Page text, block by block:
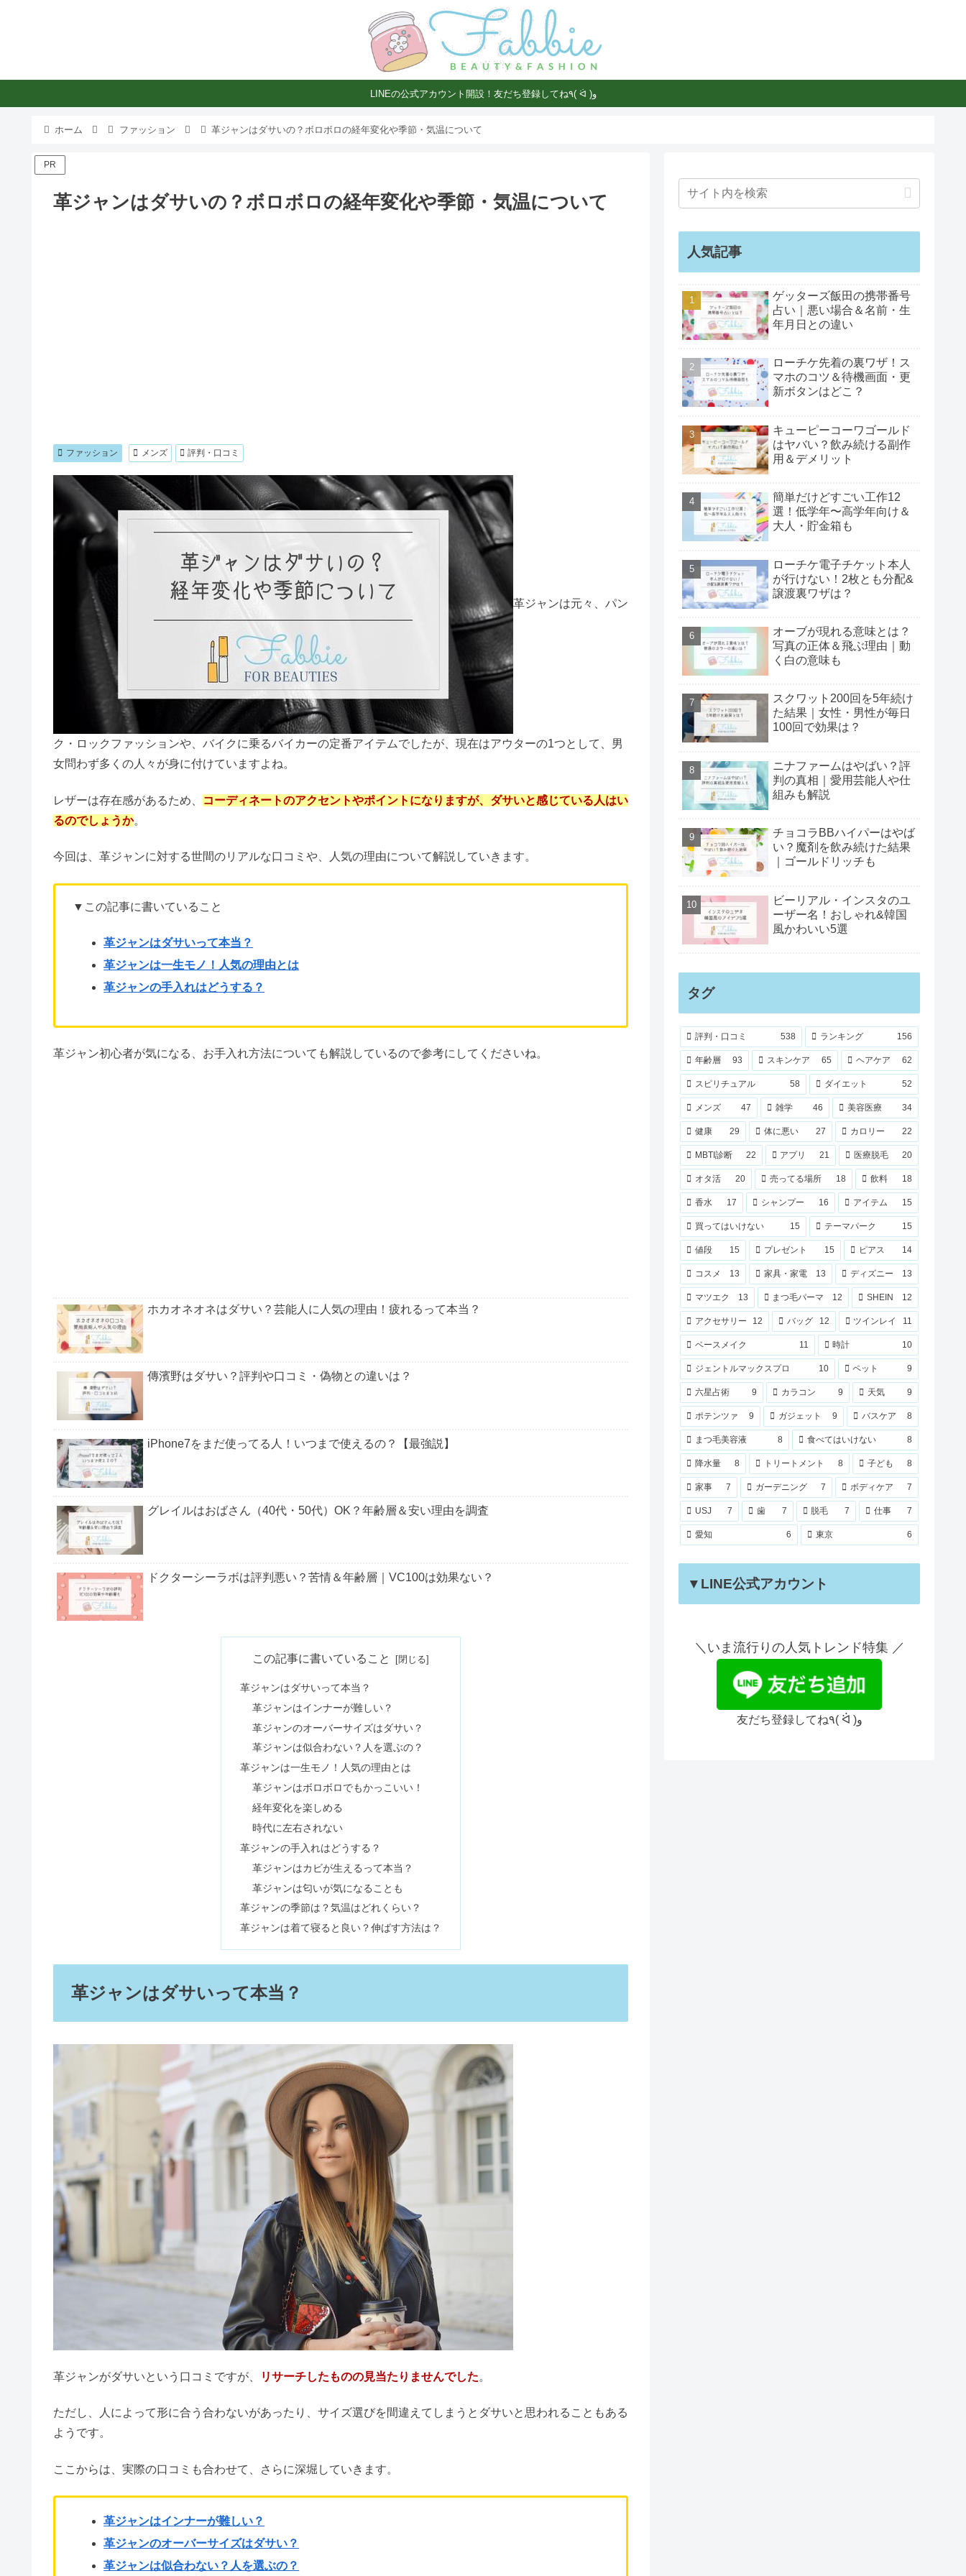
LINEの公式アカウント開設！友だち登録してね٩( ᐛ )و
ホーム ファッション 革ジャンはダサいの？ボロボロの経年変化や季節・気温について
PR
革ジャンはダサいの？ボロボロの経年変化や季節・気温について
ファッション メンズ 評判・口コミ
革ジャンは元々、パン
ク・ロックファッションや、バイクに乗るバイカーの定番アイテムでしたが、現在はアウターの1つとして、男
女問わず多くの人々が身に付けていますよね。
レザーは存在感があるため、
コーディネートのアクセントやポイントになりますが、ダサいと感じている人はい
るのでしょうか。
今回は、革ジャンに対する世間のリアルな口コミや、人気の理由について解説していきます。
▼この記事に書いていること
革ジャンはダサいって本当？
革ジャンは一生モノ！人気の理由とは
革ジャンの手入れはどうする？
革ジャン初心者が気になる、お手入れ方法についても解説しているので参考にしてくださいね。
ホカオネオネはダサい？芸能人に人気の理由！疲れるって本当？
傳濱野はダサい？評判や口コミ・偽物との違いは？
iPhone7をまだ使ってる人！いつまで使えるの？【最強説】
グレイルはおばさん（40代・50代）OK？年齢層＆安い理由を調査
ドクターシーラボは評判悪い？苦情＆年齢層｜VC100は効果ない？
アルージェは買ってはいけない？愛用芸能人＆キュレルと比較
ショップリストはひどい&やばいの？どこの国？評判・口コミ
ホワイトハウスコックスはダサい？愛用芸能人や年齢層の評判
御朱印がひどい？危険＆やってはいけない事｜怒られる神社も？
エナジードリンク『ASAP』はまずい？読み方＆売ってる場所【レビュー】
アジエンス販売終了の理由｜花王アジエンス事件の噂&後継品は？
APCの年齢層！ダサい評判・イメージまとめ&財布は使いにくいって本当？
スルガ銀行はやばい・もうだめ？なぜ潰れない&今後どうなる？
マークジェイコブスの年齢層！ブランドイメージ・評判や愛用芸能人まとめ
アビレックスはダサい？愛用芸能人やTシャツがピチピチの評判は？
この記事に書いていること
革ジャンはダサいって本当？
革ジャンはインナーが難しい？
革ジャンのオーバーサイズはダサい？
革ジャンは似合わない？人を選ぶの？
革ジャンは一生モノ！人気の理由とは
革ジャンはボロボロでもかっこいい！
経年変化を楽しめる
時代に左右されない
革ジャンの手入れはどうする？
革ジャンはカビが生えるって本当？
革ジャンは匂いが気になることも
革ジャンの季節は？気温はどれくらい？
革ジャンは着て寝ると良い？伸ばす方法は？
革ジャンはダサいって本当？
革ジャンがダサいという口コミですが、 リサーチしたものの見当たりませんでした。
ただし、人によって形に合う合わないがあったり、サイズ選びを間違えてしまうとダサいと思われることもある
ようです。
ここからは、実際の口コミも合わせて、さらに深堀していきます。
革ジャンはインナーが難しい？
革ジャンのオーバーサイズはダサい？
革ジャンは似合わない？人を選ぶの？
人気記事
ゲッターズ飯田の携帯番号
占い｜悪い場合＆名前・生
年月日との違い
ローチケ先着の裏ワザ！ス
マホのコツ＆待機画面・更
新ボタンはどこ？
キューピーコーワゴールド
はヤバい？飲み続ける副作
用＆デメリット
簡単だけどすごい工作12
選！低学年〜高学年向け＆
大人・貯金箱も
ローチケ電子チケット本人
が行けない！2枚とも分配&
譲渡裏ワザは？
オーブが現れる意味とは？
写真の正体＆飛ぶ理由｜動
く白の意味も
スクワット200回を5年続け
た結果｜女性・男性が毎日
100回で効果は？
ニナファームはやばい？評
判の真相｜愛用芸能人や仕
組みも解説
チョコラBBハイパーはやば
い？魔剤を飲み続けた結果
｜ゴールドリッチも
ビーリアル・インスタのユ
ーザー名！おしゃれ&韓国
風かわいい5選
タグ
評判・口コミ 538 ランキング 156
年齢層 93 スキンケア 65 ヘアケア 62
スピリチュアル 58 ダイエット 52
メンズ 47 雑学 46 美容医療 34
健康 29 体に悪い 27 カロリー 22
MBTI診断 22 アプリ 21 医療脱毛 20
オタ活 20 売ってる場所 18 飲料 18
香水 17 シャンプー 16 アイテム 15
買ってはいけない 15 テーマパーク 15
値段 15 プレゼント 15 ピアス 14
コスメ 13 家具・家電 13 ディズニー 13
マツエク 13 まつ毛パーマ 12 SHEIN 12
アクセサリー 12 バッグ 12 ツインレイ 11
ベースメイク 11 時計 10
ジェントルマックスプロ 10 ペット 9
六星占術 9 カラコン 9 天気 9
ポテンツァ 9 ガジェット 9 バスケア 8
まつ毛美容液 8 食べてはいけない 8
降水量 8 トリートメント 8 子ども 8
家事 7 ガーデニング 7 ボディケア 7
USJ 7 歯 7 脱毛 7 仕事 7
愛知 6 東京 6
▼LINE公式アカウント
＼いま流行りの人気トレンド特集 ／
友だち登録してね٩( ᐛ )و